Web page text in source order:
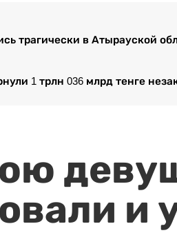
трагически в Атырауской
1 трлн 036 млрд тенге
и